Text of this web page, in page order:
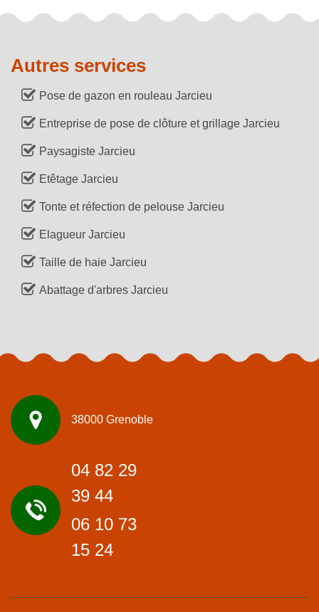
Autres services
Pose de gazon en rouleau Jarcieu
Entreprise de pose de clôture et grillage Jarcieu
Paysagiste Jarcieu
Etêtage Jarcieu
Tonte et réfection de pelouse Jarcieu
Elagueur Jarcieu
Taille de haie Jarcieu
Abattage d'arbres Jarcieu
38000 Grenoble
04 82 29
39 44
06 10 73
15 24